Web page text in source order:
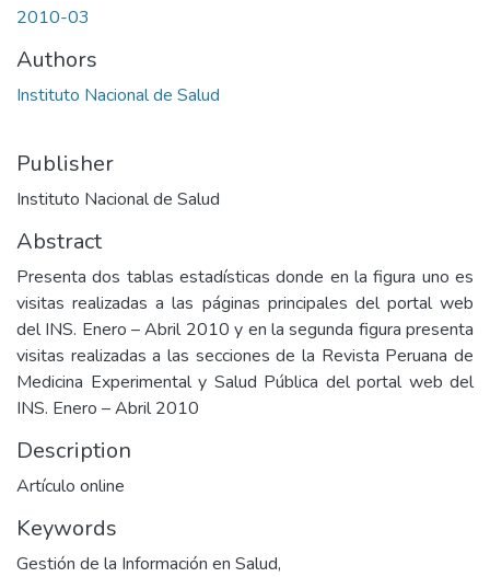
2010-03
Authors
Instituto Nacional de Salud
Publisher
Instituto Nacional de Salud
Abstract
Presenta dos tablas estadísticas donde en la figura uno es
visitas realizadas a las páginas principales del portal web
del INS. Enero – Abril 2010 y en la segunda figura presenta
visitas realizadas a las secciones de la Revista Peruana de
Medicina Experimental y Salud Pública del portal web del
INS. Enero – Abril 2010
Description
Artículo online
Keywords
Gestión de la Información en Salud,